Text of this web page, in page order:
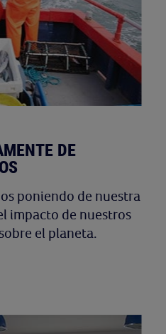
DE
poniendo de nuestra
impacto de nuestros
el planeta.